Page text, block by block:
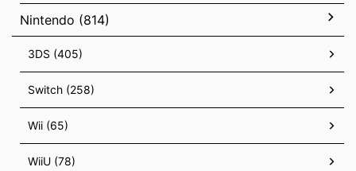
Nintendo (814)
3DS (405)
Switch (258)
Wii (65)
WiiU (78)